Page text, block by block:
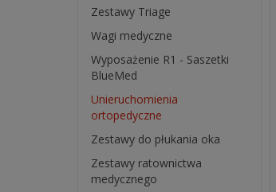
Zestawy Triage
Wagi medyczne
Wyposażenie R1 - Saszetki
BlueMed
Unieruchomienia
ortopedyczne
Zestawy do płukania oka
Zestawy ratownictwa
medycznego